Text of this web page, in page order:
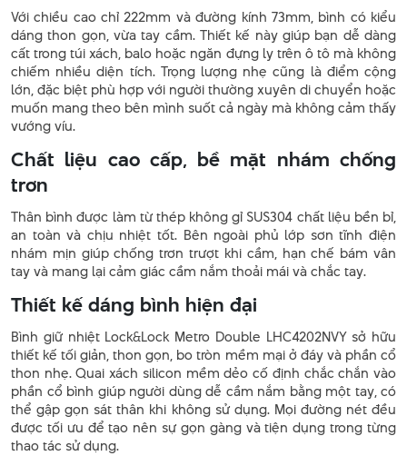
Với chiều cao chỉ 222mm và đường kính 73mm, bình có kiểu
dáng thon gọn, vừa tay cầm. Thiết kế này giúp bạn dễ dàng
cất trong túi xách, balo hoặc ngăn đựng ly trên ô tô mà không
chiếm nhiều diện tích. Trọng lượng nhẹ cũng là điểm cộng
lớn, đặc biệt phù hợp với người thường xuyên di chuyển hoặc
muốn mang theo bên mình suốt cả ngày mà không cảm thấy
vướng víu.
Chất liệu cao cấp, bề mặt nhám chống
trơn
Thân bình được làm từ thép không gỉ SUS304 chất liệu bền bỉ,
an toàn và chịu nhiệt tốt. Bên ngoài phủ lớp sơn tĩnh điện
nhám mịn giúp chống trơn trượt khi cầm, hạn chế bám vân
tay và mang lại cảm giác cầm nắm thoải mái và chắc tay.
Thiết kế dáng bình hiện đại
Bình giữ nhiệt Lock&Lock Metro Double LHC4202NVY sở hữu
thiết kế tối giản, thon gọn, bo tròn mềm mại ở đáy và phần cổ
thon nhẹ. Quai xách silicon mềm dẻo cố định chắc chắn vào
phần cổ bình giúp người dùng dễ cầm nắm bằng một tay, có
thể gập gọn sát thân khi không sử dụng. Mọi đường nét đều
được tối ưu để tạo nên sự gọn gàng và tiện dụng trong từng
thao tác sử dụng.